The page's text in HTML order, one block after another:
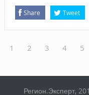
Share Tweet
1 2 3 4 5
Регион.Эксперт,